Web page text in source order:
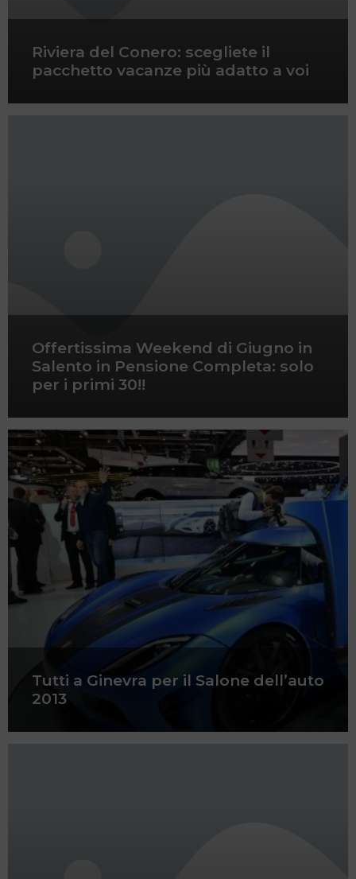
Riviera del Conero: scegliete il
pacchetto vacanze più adatto a voi
Offertissima Weekend di Giugno in
Salento in Pensione Completa: solo
per i primi 30!!
Tutti a Ginevra per il Salone dell’auto
2013